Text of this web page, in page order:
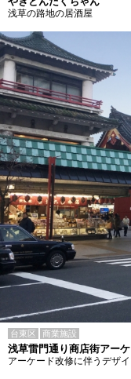
浅草の路地の居酒屋
台東区 商業施設
浅草雷門通り商店街アー
アーケード改修に伴うデザ